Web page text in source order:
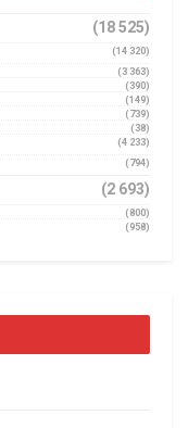
(18 525)
(14 320)
(3 363)
(390)
(149)
(739)
(38)
(4 233)
(794)
(2 693)
(800)
(958)